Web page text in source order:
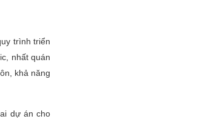
trình triển
nhất quán
khả năng
dự án cho